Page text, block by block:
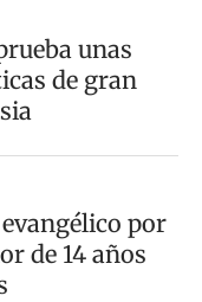
unas
de gran
por
de 14 años